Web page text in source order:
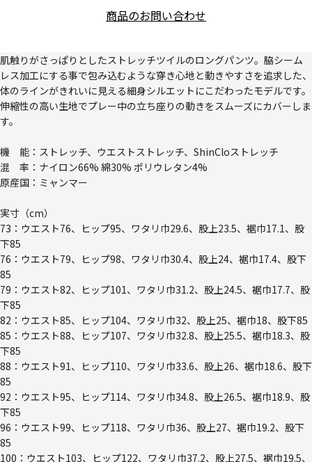
商品のお問い合わせ
肌触りがさっぱりとしたストレッチツイルのロングパンツ。脇シーム
レス加工にする事で包み込むような穿き心地と動きやすさを追求した、
体のラインがきれいに見える細身シルエットにこだわったモデルです。
伸縮性の高い生地でプレー中の立ち座りの動きをスムーズにカバーしま
す。
機 能：ストレッチ、ウエストストレッチ、ShinCloストレッチ
混 率：ナイロン66% 綿30% ポリウレタン4%
原産国：ミャンマー
実寸（cm）
73：ウエスト76、ヒップ95、ワタリ巾29.6、股上23.5、裾巾17.1、股
下85
76：ウエスト79、ヒップ98、ワタリ巾30.4、股上24、裾巾17.4、股下
85
79：ウエスト82、ヒップ101、ワタリ巾31.2、股上24.5、裾巾17.7、股
下85
82：ウエスト85、ヒップ104、ワタリ巾32、股上25、裾巾18、股下85
85：ウエスト88、ヒップ107、ワタリ巾32.8、股上25.5、裾巾18.3、股
下85
88：ウエスト91、ヒップ110、ワタリ巾33.6、股上26、裾巾18.6、股下
85
92：ウエスト95、ヒップ114、ワタリ巾34.8、股上26.5、裾巾18.9、股
下85
96：ウエスト99、ヒップ118、ワタリ巾36、股上27、裾巾19.2、股下
85
100：ウエスト103、ヒップ122、ワタリ巾37.2、股上27.5、裾巾19.5、